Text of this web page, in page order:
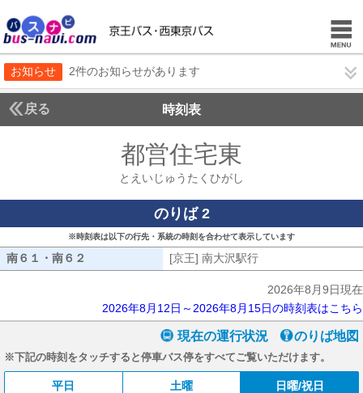
お知らせ 2件のお知らせがあります
戻る 時刻表
都営住宅東
とえいじゅうたくひがし
のりば 2
※時刻表は以下の行先・系統の時刻を合わせて表示しています
南６１・南６２ [京王] 南大沢駅行
2026年8月9日現在
2026年8月12日～2026年8月15日の時刻表はこちら
現在の運行状況 のりば地図
※下記の時刻をタッチすると停車バス停をすべてご覧いただけます。
平日 土曜 日曜/祝日